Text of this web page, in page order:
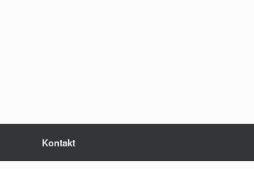
Kontakt